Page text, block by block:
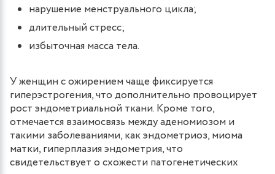
нарушение менструального цикла;
длительный стресс;
избыточная масса тела.
У женщин с ожирением чаще фиксируется
гиперэстрогения, что дополнительно провоцирует
рост эндометриальной ткани. Кроме того,
отмечается взаимосвязь между аденомиозом и
такими заболеваниями, как эндометриоз, миома
матки, гиперплазия эндометрия, что
свидетельствует о схожести патогенетических